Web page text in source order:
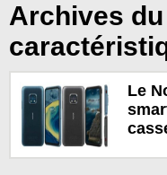
Archives
Le